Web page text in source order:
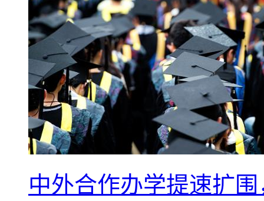
中外合作办学提速扩